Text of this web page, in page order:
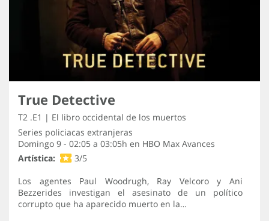
True Detective
T2 .E1 | El libro occidental de los muertos
Series policiacas extranjeras
Domingo 9 - 02:05 a 03:05h en HBO Max Avances
Artística:
3/5
Los agentes Paul Woodrugh, Ray Velcoro y Ani
Bezzerides investigan el asesinato de un político
corrupto que ha aparecido muerto en la…